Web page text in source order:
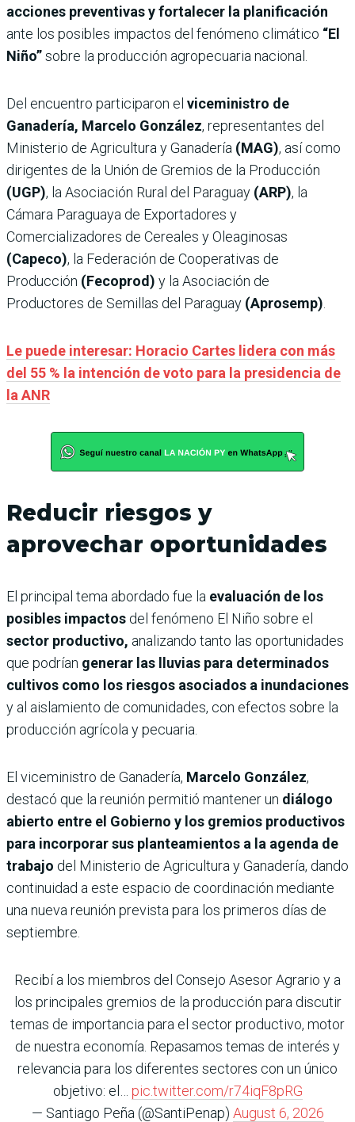
acciones preventivas y fortalecer la planificación
ante los posibles impactos del fenómeno climático “El
Niño”sobre la producción agropecuaria nacional.
Del encuentro participaron el viceministro de
Ganadería, Marcelo González, representantes del
Ministerio de Agricultura y Ganadería (MAG), así como
dirigentes de la Unión de Gremios de la Producción
(UGP), la Asociación Rural del Paraguay (ARP), la
Cámara Paraguaya de Exportadores y
Comercializadores de Cereales y Oleaginosas
(Capeco), la Federación de Cooperativas de
Producción (Fecoprod) y la Asociación de
Productores de Semillas del Paraguay (Aprosemp)
Le puede interesar: Horacio Cartes lidera con más
del 55 % la intención de voto para la presidencia de
la ANR
Reducir riesgos y
aprovechar oportunidades
El principal tema abordado fue la evaluación de los
posibles impactos del fenómeno El Niño sobre el
sector productivo, analizando tanto las oportunidades
que podrían generar las lluvias para determinados
cultivos como los riesgos asociados a inundaciones
y al aislamiento de comunidades, con efectos sobre la
producción agrícola y pecuaria.
El viceministro de Ganadería, Marcelo González,
destacó que la reunión permitió mantener un diálogo
abierto entre el Gobierno y los gremios productivos
para incorporar sus planteamientos a la agenda de
trabajo del Ministerio de Agricultura y Ganadería, dando
continuidad a este espacio de coordinación mediante
una nueva reunión prevista para los primeros días de
septiembre.
Recibí a los miembros del Consejo Asesor Agrario y a
los principales gremios de la producción para discutir
temas de importancia para el sector productivo, motor
de nuestra economía. Repasamos temas de interés y
relevancia para los diferentes sectores con un único
objetivo: el… pic.twitter.com/r74iqF8pRG
— Santiago Peña (@SantiPenap) August 6, 2026